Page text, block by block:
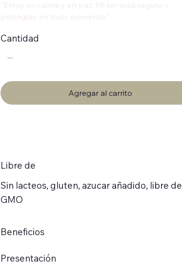
"Estoy en calma y en paz. Mi ser está seguro y
protegido en todo momento."
Cantidad
Agregar al carrito
Libre de
Sin lacteos, gluten, azucar añadido, libre de
GMO
Beneficios
Presentación